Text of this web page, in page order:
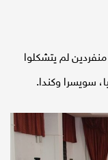
لم يتشكلوا
سويسرا وكندا.